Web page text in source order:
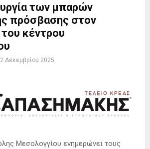
των μπαρών
πρόσβασης στον
κέντρου
Δεκεμβρίου 2025
Μεσολογγίου ενημερώνει τους